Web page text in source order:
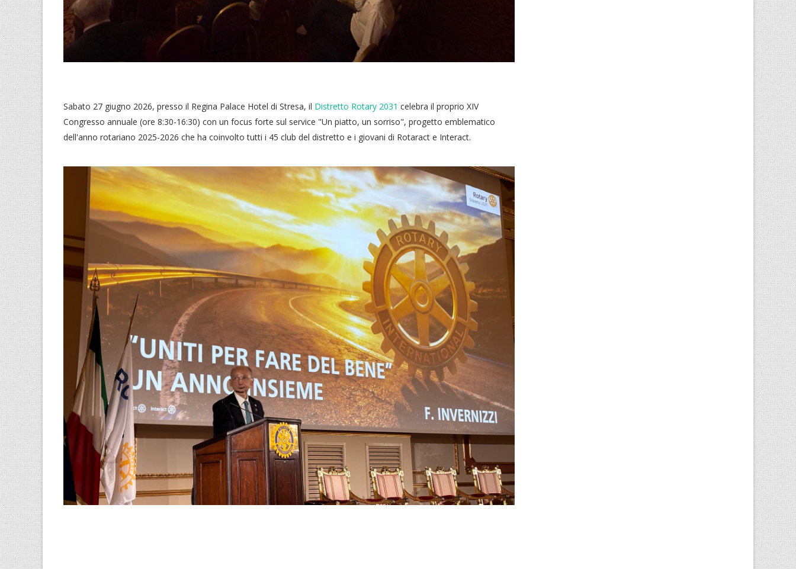
Sabato 27 giugno 2026, presso il Regina Palace Hotel di Stresa, il Distretto Rotary 2031 celebra il proprio XIV
Congresso annuale (ore 8:30-16:30) con un focus forte sul service "Un piatto, un sorriso", progetto emblematico
dell'anno rotariano 2025-2026 che ha coinvolto tutti i 45 club del distretto e i giovani di Rotaract e Interact.